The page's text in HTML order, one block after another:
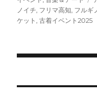
t
t
e
o
o
k
日:ゴ
リ
ノイチ, フリマ高知, フルギ
ケット ,古着イベント2025
稿